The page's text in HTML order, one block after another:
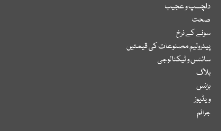
دلچسپ و عجیب
صحت
سونے کے نرخ
پیٹرولیم مصنوعات کی قیمتیں
سائنس و ٹیکنالوجی
بلاگ
بزنس
ویڈیوز
جرائم